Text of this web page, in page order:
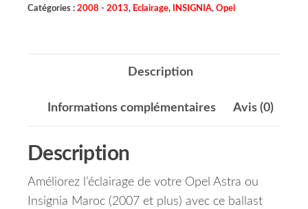
Catégories : 2008 - 2013, Eclairage, INSIGNIA, Opel
Description
Informations complémentaires Avis (0)
Description
Améliorez l’éclairage de votre Opel Astra ou
Insignia Maroc (2007 et plus) avec ce ballast